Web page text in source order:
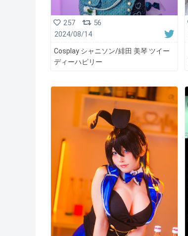
257
56
2024/08/14
Cosplay シャニソン/緋田 美琴 ツイー
ディーハピリー